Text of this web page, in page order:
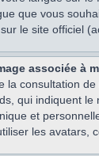
que vous
le site officiel
associée à
la consultation
qui indiquent
et
les avatars,